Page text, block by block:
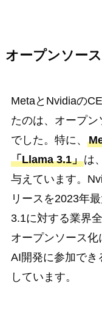
オープンソー
MetaとNvidiaの
たのは、オープ
でした。特に、
「Llama 3.1」は
与えています。
リースを2023年
3.1に対する業界
オープンソース
AI開発に参加でき
しています。